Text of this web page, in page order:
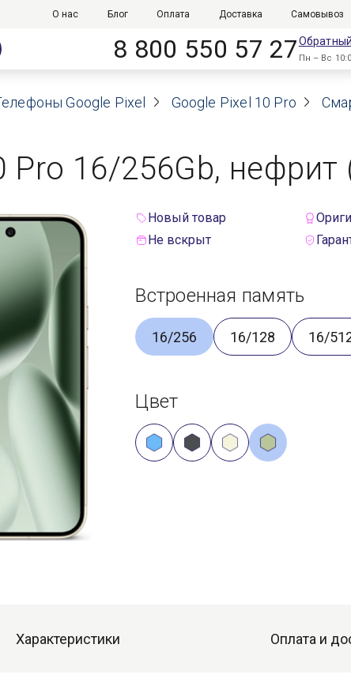
О нас Блог Оплата Доставка Самовывоз
8 800 550 57 27Пн – Вс
Google Pixel Google Pixel 10 Pro
Pro 16/256Gb, нефрит
Новый товар
Не вскрыт
Встроенная память
16/256 16/128 16/
Цвет
Характеристики Оплата и